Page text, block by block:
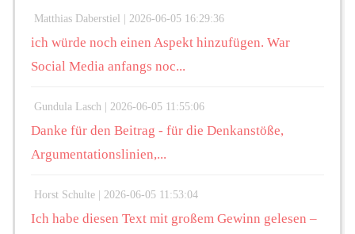
Matthias Daberstiel | 2026-06-05 16:29:36
ich würde noch einen Aspekt hinzufügen. War
Social Media anfangs noc...
Gundula Lasch | 2026-06-05 11:55:06
Danke für den Beitrag - für die Denkanstöße,
Argumentationslinien,...
Horst Schulte | 2026-06-05 11:53:04
Ich habe diesen Text mit großem Gewinn gelesen –